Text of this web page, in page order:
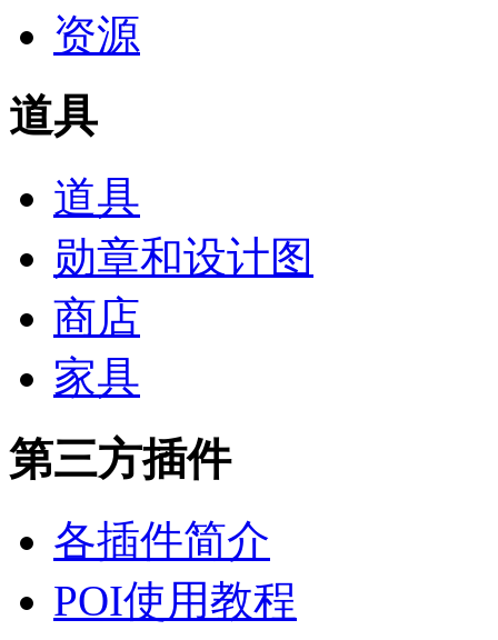
资源
道具
道具
勋章和设计图
商店
家具
第三方插件
各插件简介
POI使用教程